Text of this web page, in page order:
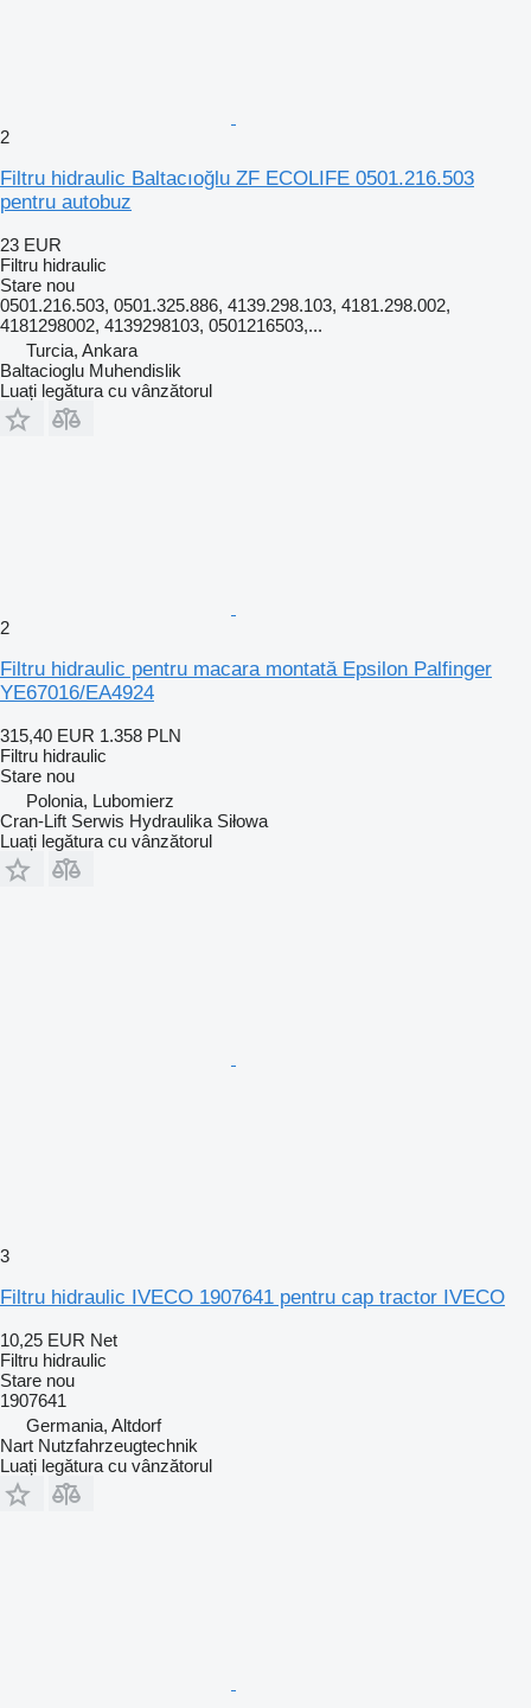
2
Filtru hidraulic Baltacıoğlu ZF ECOLIFE 0501.216.503
pentru autobuz
23 EUR
Filtru hidraulic
Stare nou
0501.216.503, 0501.325.886, 4139.298.103, 4181.298.002,
4181298002, 4139298103, 0501216503,...
Turcia, Ankara
Baltacioglu Muhendislik
Luați legătura cu vânzătorul
2
Filtru hidraulic pentru macara montată Epsilon Palfinger
YE67016/EA4924
315,40 EUR 1.358 PLN
Filtru hidraulic
Stare nou
Polonia, Lubomierz
Cran-Lift Serwis Hydraulika Siłowa
Luați legătura cu vânzătorul
3
Filtru hidraulic IVECO 1907641 pentru cap tractor IVECO
10,25 EUR Net
Filtru hidraulic
Stare nou
1907641
Germania, Altdorf
Nart Nutzfahrzeugtechnik
Luați legătura cu vânzătorul